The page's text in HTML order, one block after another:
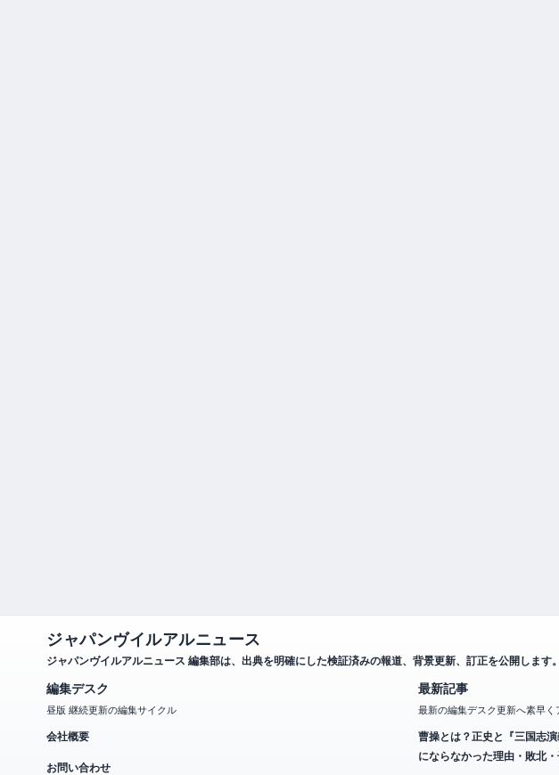
ジャパンヴイルアルニュース
ジャパンヴイルアルニュース 編集部は、出典を明確にした検証済みの報道、背景更新、訂正を公開します。
編集デスク
昼版 継続更新の編集サイクル
会社概要
最新記事
最新の編集デスク更新へ素早く
曹操とは？正史と『三国志